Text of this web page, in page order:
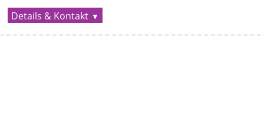
Details & Kontakt